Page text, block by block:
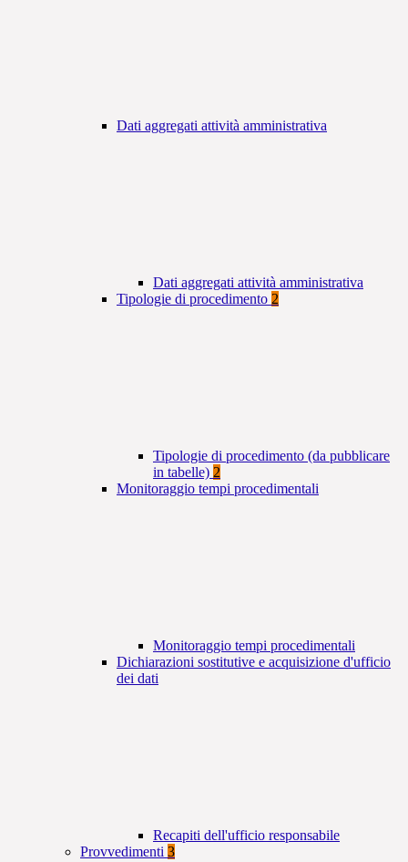
Dati aggregati attività amministrativa
Dati aggregati attività amministrativa
Tipologie di procedimento 2
Tipologie di procedimento (da pubblicare
in tabelle) 2
Monitoraggio tempi procedimentali
Monitoraggio tempi procedimentali
Dichiarazioni sostitutive e acquisizione d'ufficio
dei dati
Recapiti dell'ufficio responsabile
Provvedimenti 3